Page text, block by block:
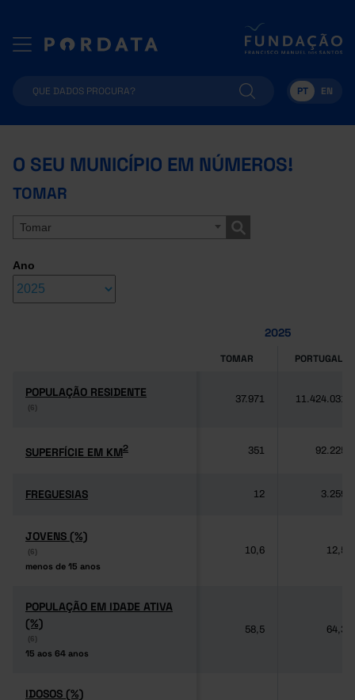
PT EN
O SEU MUNICÍPIO EM NÚMEROS!
TOMAR
Tomar
Ano
2025
TOMAR PORTUGAL
POPULAÇÃO RESIDENTE
(6)
POPULAÇÃO RESIDENTE
(6)
37.971 11.424.031
SUPERFÍCIE EM KM2
SUPERFÍCIE EM KM2 351 92.225
FREGUESIAS
FREGUESIAS 12 3.259
JOVENS (%)
(6)
menos de 15 anos
JOVENS (%)
(6)
menos de 15 anos
10,6 12,5
POPULAÇÃO EM IDADE ATIVA
(%)
(6)
15 aos 64 anos
POPULAÇÃO EM IDADE ATIVA
(%)
(6)
15 aos 64 anos
58,5 64,3
IDOSOS (%)
IDOSOS (%)